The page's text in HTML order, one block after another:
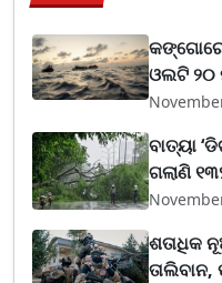
ଓଲଟି ୨୦
ବାତ୍ୟା
ଗଲାଣି
ଶତାଧିକ
ତାଲିବାନ,